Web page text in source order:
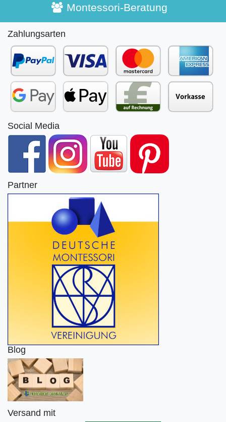
Montessori-Beratung
Zahlungsarten
Social Media
Partner
Blog
Versand mit